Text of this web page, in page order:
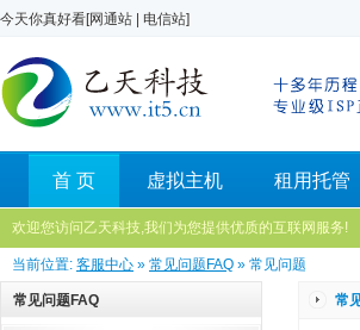
今天你真好看[网通站 电信站]
首 页 虚拟主机 租用托管
欢迎您访问乙天科技,我们为您提供优质的互联网服务!
当前位置: 客服中心 » 常见问题FAQ » 常见问题
常见问题FAQ 常